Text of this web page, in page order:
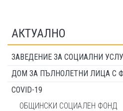
АКТУАЛНО
ЗАВЕДЕНИЕ ЗА СОЦИАЛНИ
ДОМ ЗА ПЪЛНОЛЕТНИ ЛИЦА С
COVID-19
ОБЩИНСКИ СОЦИАЛЕН ФОНД